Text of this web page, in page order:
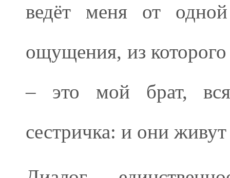
ведёт меня от
ощущения, из
– это мой брат,
сестричка: и они